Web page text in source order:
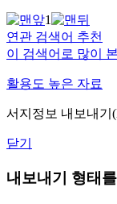
1
연관 검색어 추천
이 검색어로 많이
활용도 높은 자료
서지정보 내보내기
닫기
내보내기 형태